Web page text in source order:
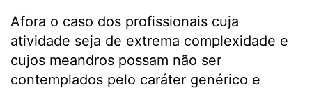
Afora o caso dos profissionais cuja
atividade seja de extrema complexidade e
cujos meandros possam não ser
contemplados pelo caráter genérico e